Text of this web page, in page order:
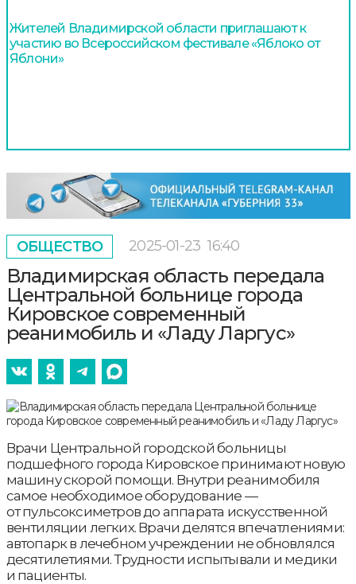
Жителей Владимирской области приглашают к
участию во Всероссийском фестивале «Яблоко от
Яблони»
ОБЩЕСТВО 2025-01-23 16:40
Владимирская область передала
Центральной больнице города
Кировское современный
реанимобиль и «Ладу Ларгус»
Врачи Центральной городской больницы
подшефного города Кировское принимают новую
машину скорой помощи. Внутри реанимобиля
самое необходимое оборудование —
от пульсоксиметров до аппарата искусственной
вентиляции легких. Врачи делятся впечатлениями:
автопарк в лечебном учреждении не обновлялся
десятилетиями. Трудности испытывали и медики
и пациенты.